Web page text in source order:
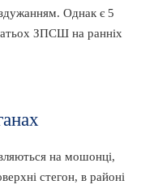
Однак є 5
ЗПСШ на ранніх
на мошонці,
стегон, в районі